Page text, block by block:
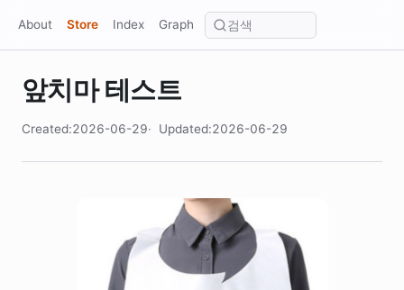
About Store Index Graph
앞치마 테스트
Created:2026-06-29 Updated:2026-06-29